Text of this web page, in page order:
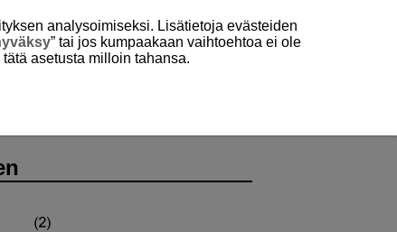
analysoimiseksi. Lisätietoja evästeiden
” tai jos kumpaakaan vaihtoehtoa ei ole
asetusta milloin tahansa.